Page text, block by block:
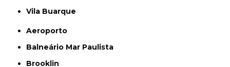
Vila Buarque
Aeroporto
Balneário Mar Paulista
Brooklin